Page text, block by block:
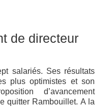
de directeur
salariés. Ses résultats
plus optimistes et son
d’avancement
quitter Rambouillet. A la